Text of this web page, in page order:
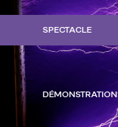
SPECTACLE